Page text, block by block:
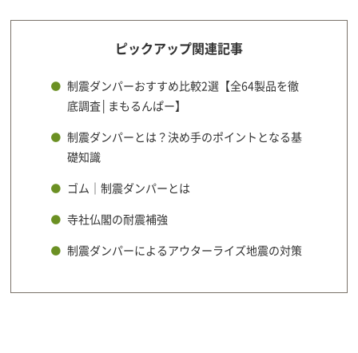
ピックアップ関連記事
制震ダンパーおすすめ比較2選【全64製品を徹
底調査│まもるんぱー】
制震ダンパーとは？決め手のポイントとなる基
礎知識
ゴム｜制震ダンパーとは
寺社仏閣の耐震補強
制震ダンパーによるアウターライズ地震の対策